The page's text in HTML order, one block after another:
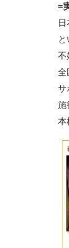
=
不
全
サ
施
本